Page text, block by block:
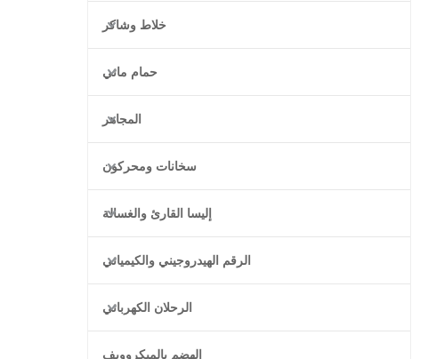
خلاط وشاكر
حمام مائي
المجاهر
سخانات ومحركون
إليسا القارئ والغسالة
الرقم الهيدروجيني والكيميائي
الرحلان الكهربائي
الهضم بالميكروويف